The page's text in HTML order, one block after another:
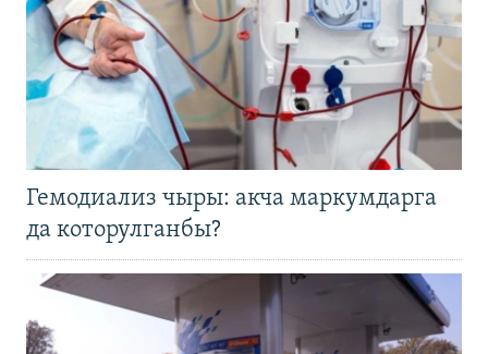
Гемодиализ чыры: акча маркумдарга
да которулганбы?